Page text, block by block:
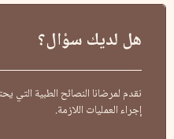
هل لديك سؤال؟
نقدم لمرضانا النصائح الطبية التي
إجراء العمليات اللازمة.